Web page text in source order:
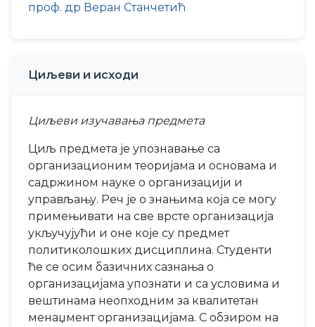
проф. др Веран Станчетић
Циљеви и исходи
Циљеви изучавања предмета
Циљ предмета је упознавање са
организационим теоријама и основама и
садржином науке о организацији и
управљању. Реч је о знањима која се могу
примењивати на све врсте организација
укључујући и оне које су предмет
политиколошких дисциплина. Студенти
ће се осим базичних сазнања о
организацијама упознати и са условима и
вештинама неопходним за квалитетан
менаџмент организацијама. С обзиром на